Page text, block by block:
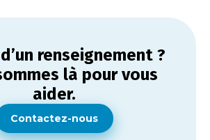
renseignement ?
là pour vous
aider.
Contactez-nous